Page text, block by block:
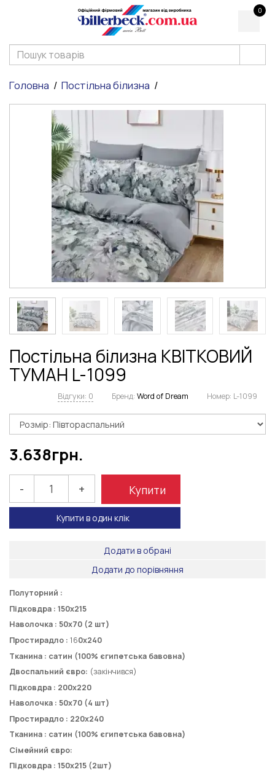
0
Головна Постільна білизна
Постільна білизна КВІТКОВИЙ
ТУМАН L-1099
Відгуки: 0 Бренд: Word of Dream Номер: L-1099
3.638грн.
- + Купити
Купити в один клік
Додати в обрані
Додати до порівняння
Полуторний :
Підковдра : 150х215
Наволочка : 50х70 (2 шт)
Простирадло : 160х240
Тканина : сатин (100% єгипетська бавовна)
Двоспальний євро: (закінчився)
Підковдра : 200х220
Наволочка : 50х70 (4 шт)
Простирадло : 220х240
Тканина : сатин (100% єгипетська бавовна)
Сімейний євро:
Підковдра : 150х215 (2шт)